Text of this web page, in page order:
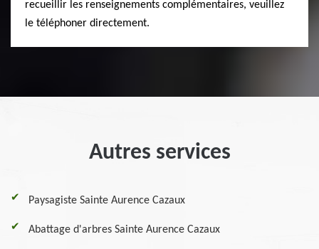
recueillir les renseignements complémentaires, veuillez
le téléphoner directement.
Autres services
Paysagiste Sainte Aurence Cazaux
Abattage d'arbres Sainte Aurence Cazaux